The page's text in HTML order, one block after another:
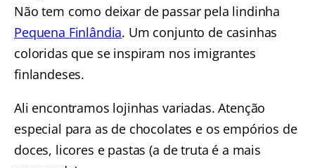
Não tem como deixar de passar pela lindinha
Pequena Finlândia. Um conjunto de casinhas
coloridas que se inspiram nos imigrantes
finlandeses.
Ali encontramos lojinhas variadas. Atenção
especial para as de chocolates e os empórios de
doces, licores e pastas (a de truta é a mais